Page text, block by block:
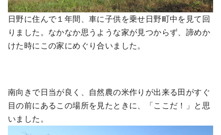
日野に住んで１年間、車に子供を乗せ日野町中を見て回
りました。なかなか思うような家が見つからず、諦めか
けた時にこの家にめぐり合いました。
南向きで日当が良く、自然農の米作りが出来る田がすぐ
目の前にあるこの場所を見たときに、「ここだ！」と思
いました。